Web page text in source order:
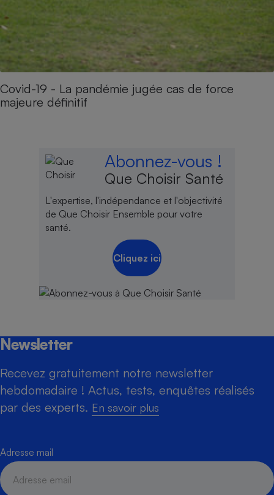
Covid-19 - La pandémie jugée cas de force
majeure définitif
Abonnez-vous !
Que Choisir Santé
L'expertise, l'indépendance et l'objectivité
de Que Choisir Ensemble pour votre
santé.
Cliquez ici
Newsletter
Recevez gratuitement notre newsletter
hebdomadaire ! Actus, tests, enquêtes réalisés
par des experts. En savoir plus
Adresse mail